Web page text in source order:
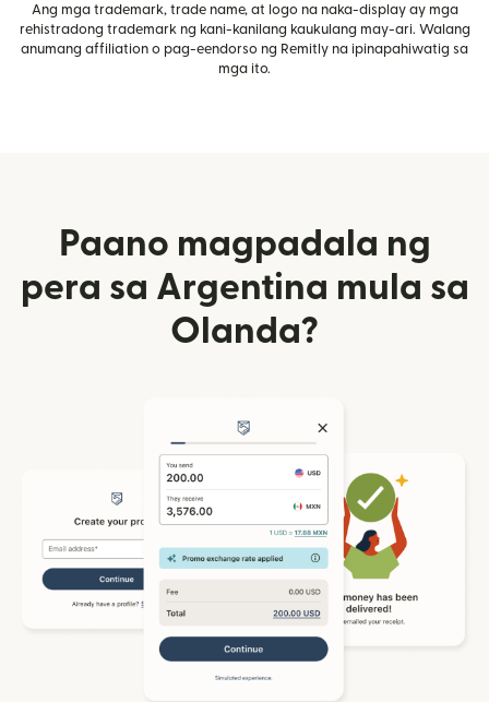
Ang mga trademark, trade name, at logo na naka-display ay mga
rehistradong trademark ng kani-kanilang kaukulang may-ari. Walang
anumang affiliation o pag-eendorso ng Remitly na ipinapahiwatig sa
mga ito.
Paano magpadala ng
pera sa Argentina mula sa
Olanda?